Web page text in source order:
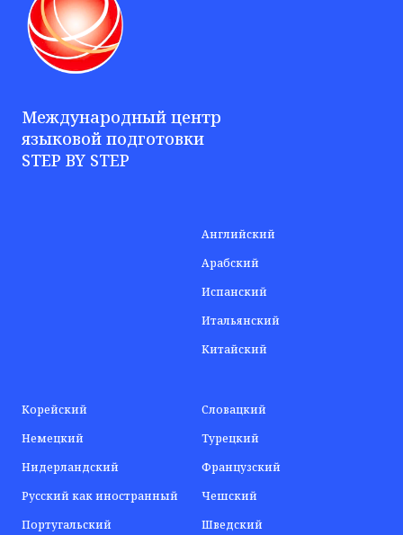
Международный центр
языковой подготовки
STEP BY STEP
Английский
Арабский
Испанский
Итальянский
Китайский
Корейский
Немецкий
Нидерландский
Русский как иностранный
Португальский
Словацкий
Турецкий
Французский
Чешский
Шведский